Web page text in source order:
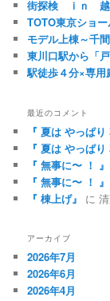
街探検 ｉｎ 越
TOTO東京ショ
モデル上棟～千
東川口駅から「
駅徒歩４分×専用
最近のコメント
『 夏は やっぱり
『 夏は やっぱり
『 無事に〜 ！ 』
『 無事に〜 ！ 』
『 棟上げ』
に
アーカイブ
2026年7月
2026年6月
2026年4月